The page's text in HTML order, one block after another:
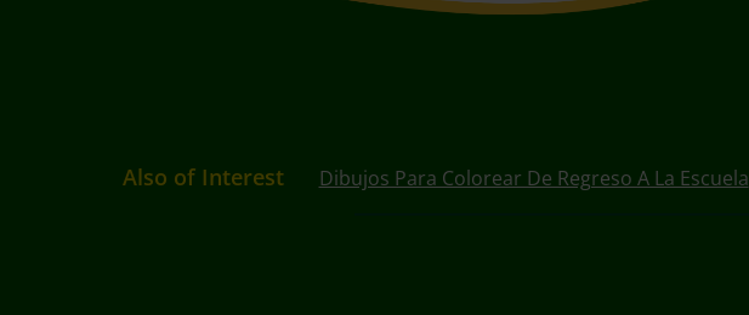
Also of Interest Dibujos Para Colorear De Regreso A La Escuela